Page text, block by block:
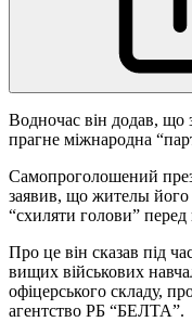
Водночас він додав, що
прагне міжнародна
Самопроголошений
заявив, що жителы його
“схиляти голови”
Про це він сказав під
вищих військових
офіцерського складу,
агентство РБ “БЕЛТА”.